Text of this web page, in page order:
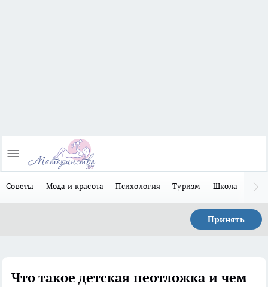
Советы Мода и красота Психология Туризм Школа
Принять
Что такое детская неотложка и чем